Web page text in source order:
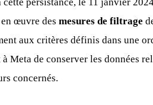
œuvre des mesures de filtrage
aux critères définis dans une
Meta de conserver les données
concernés.